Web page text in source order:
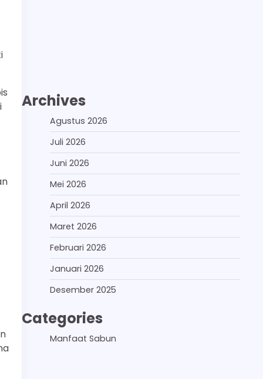
Archives
Agustus 2026
Juli 2026
Juni 2026
Mei 2026
April 2026
Maret 2026
Februari 2026
Januari 2026
Desember 2025
Categories
Manfaat Sabun